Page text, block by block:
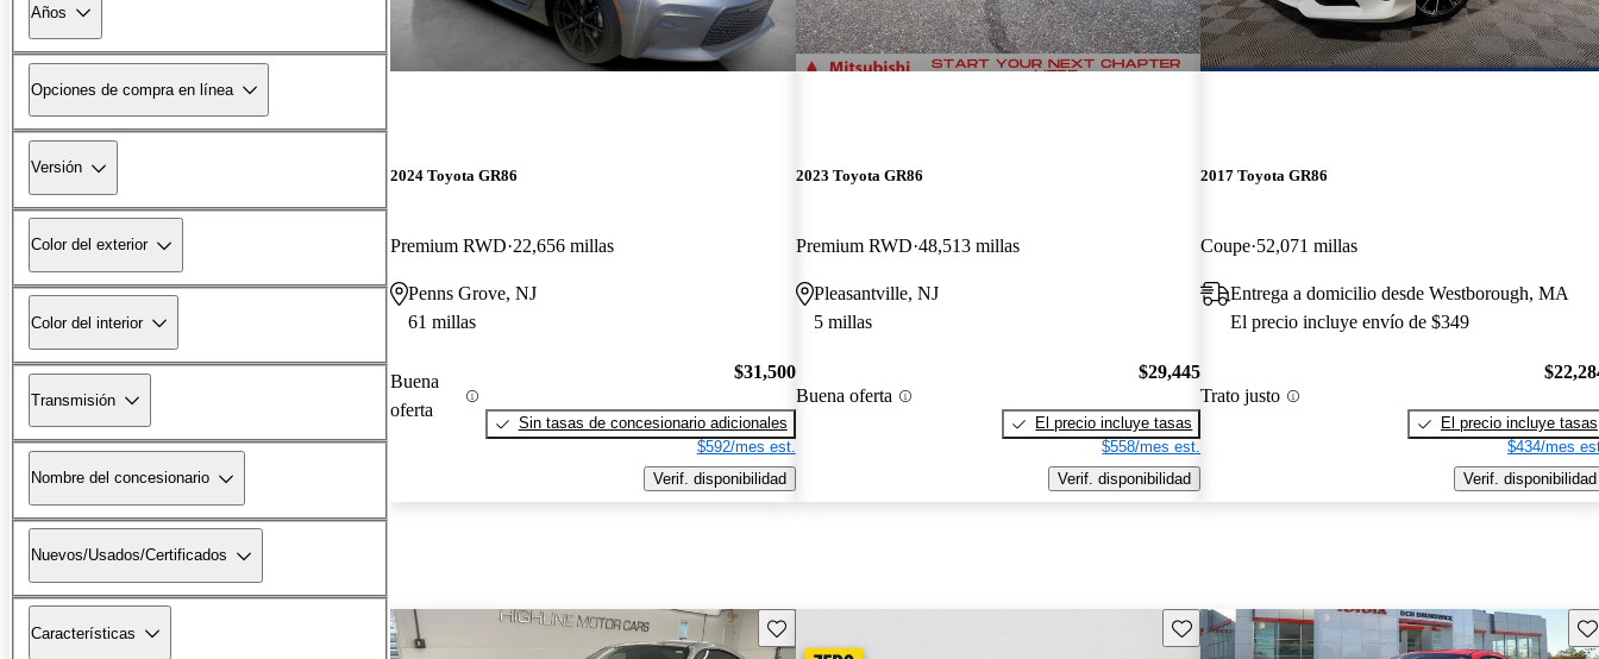
Años
Opciones de compra en línea
Versión
Color del exterior
Color del interior
Transmisión
Nombre del concesionario
Nuevos/Usados/Certificados
Características
2024 Toyota GR86
Premium RWD 22,656 millas
Penns Grove, NJ
61 millas
Buena
oferta
$31,500
Sin tasas de concesionario adicionales
$592/mes est.
Verif. disponibilidad
2023 Toyota GR86
Premium RWD 48,513 millas
Pleasantville, NJ
5 millas
Buena oferta
$29,445
El precio incluye tasas
$558/mes est.
Verif. disponibilidad
2017 Toyota GR86
Coupe 52,071 millas
Entrega a domicilio desde Westborough, MA
El precio incluye envío de $349
Trato justo
El precio incluye tasas
$434/mes
Verif. disponibilidad
Guarda este Aviso Guarda este Aviso